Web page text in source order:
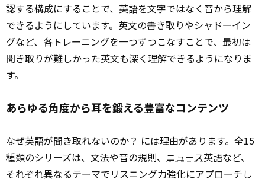
認する構成にすることで、英語を文字ではなく音から理解
できるようにしています。英文の書き取りやシャドーイン
グなど、各トレーニングを一つずつこなすことで、最初は
聞き取りが難しかった英文も深く理解できるようになりま
す。
あらゆる角度から耳を鍛える豊富なコンテンツ
なぜ英語が聞き取れないのか？ には理由があります。全15
種類のシリーズは、文法や音の規則、 ニュース英語など、
それぞれ異なるテーマでリスニング力強化にアプローチし